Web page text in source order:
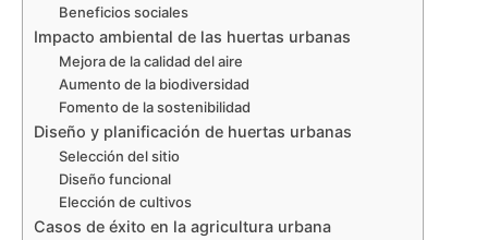
Beneficios sociales
Impacto ambiental de las huertas urbanas
Mejora de la calidad del aire
Aumento de la biodiversidad
Fomento de la sostenibilidad
Diseño y planificación de huertas urbanas
Selección del sitio
Diseño funcional
Elección de cultivos
Casos de éxito en la agricultura urbana